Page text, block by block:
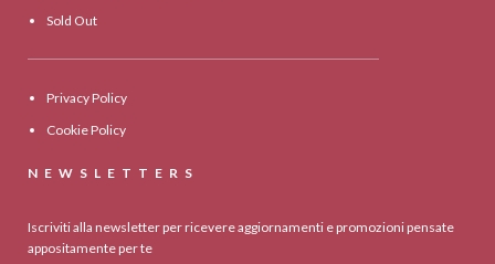
Sold Out
Privacy Policy
Cookie Policy
NEWSLETTERS
Iscriviti alla newsletter per ricevere aggiornamenti e promozioni pensate
appositamente per te